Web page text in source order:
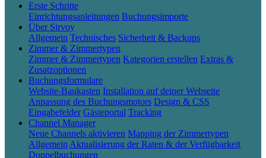
Erste Schritte
Einrichtungsanleitungen Buchungsimporte
Über Sirvoy
Allgemein Technisches Sicherheit & Backups
Zimmer & Zimmertypen
Zimmer & Zimmertypen Kategorien erstellen Extras &
Zusatzoptionen
Buchungsformulare
Website-Baukasten Installation auf deiner Webseite
Anpassung des Buchungsmotors Design & CSS
Eingabefelder Gästeportal Tracking
Channel Manager
Neue Channels aktivieren Mapping der Zimmertypen
Allgemein Aktualisierung der Raten & der Verfügbarkeit
Doppelbuchungen